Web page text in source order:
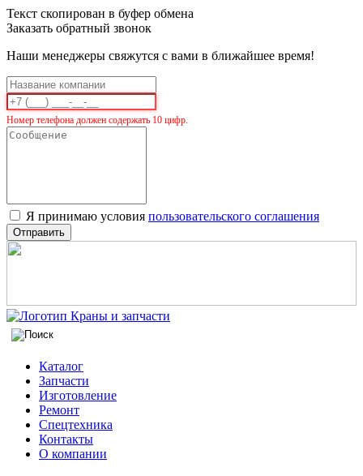
Текст скопирован в буфер обмена
Заказать обратный звонок
Наши менеджеры свяжутся с вами в ближайшее время!
Номер телефона должен содержать 10 цифр.
Я принимаю условия пользовательского соглашения
Отправить
Каталог
Запчасти
Изготовление
Ремонт
Спецтехника
Контакты
О компании